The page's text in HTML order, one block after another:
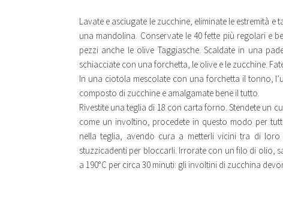
Lavate e asciugate le zucchine, eliminate le estremità
una mandolina. Conservate le 40 fette più regolari e
pezzi anche le olive Taggiasche. Scaldate in una
schiacciate con una forchetta, le olive e le zucchine.
In una ciotola mescolate con una forchetta il tonno,
composto di zucchine e amalgamate bene il tutto.
Rivestite una teglia di 18 con carta forno. Stendete un
come un involtino, procedete in questo modo per
nella teglia, avendo cura a metterli vicini tra di
stuzzicadenti per bloccarli. Irrorate con un filo di olio,
a 190°C per circa 30 minuti: gli involtini di zucchina